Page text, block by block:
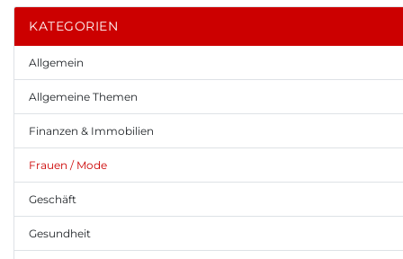
KATEGORIEN
Allgemein
Allgemeine Themen
Finanzen & Immobilien
Frauen / Mode
Geschäft
Gesundheit